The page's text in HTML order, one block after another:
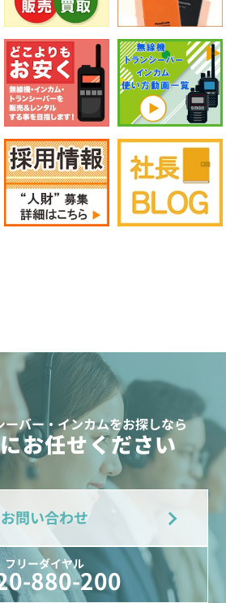
ーバー・インカムをお探しなら
お任せください
お問い合わせ
フリーダイヤル
880-200